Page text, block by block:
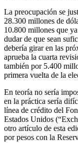
La preocupación se
28.300 millones de
10.800 millones que
dudar de que sean
debería girar en las
aprueba la cuarta
también por 5.400
primera vuelta de la
En teoría no sería
en la práctica sería
línea de crédito del
Estados Unidos
otro artículo de esta
por pesos con la